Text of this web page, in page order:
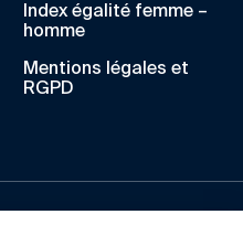
Index égalité femme –
homme
Mentions légales et
RGPD